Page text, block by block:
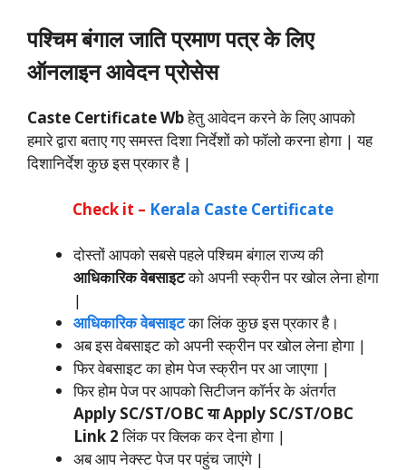
पश्चिम बंगाल जाति प्रमाण पत्रके लिए
ऑनलाइन आवेदन प्रोसेस
Caste Certificate Wbहेतु आवेदन करने के लिए आपको
हमारे द्वारा बताए गए समस्त दिशा निर्देशों को फॉलो करना होगा | यह
दिशानिर्देश कुछ इस प्रकार है |
Check it – Kerala Caste Certificate
दोस्तों आपको सबसे पहले पश्चिम बंगाल राज्य की
आधिकारिक वेबसाइटको अपनी स्क्रीन पर खोल लेना होगा
|
आधिकारिक वेबसाइटका लिंक कुछ इस प्रकार है।
अब इस वेबसाइट को अपनी स्क्रीन पर खोल लेना होगा |
फिर वेबसाइट का होम पेज स्क्रीन पर आ जाएगा |
फिर होम पेज पर आपको सिटीजन कॉर्नर के अंतर्गत
Apply SC/ST/OBC या Apply SC/ST/OBC
Link 2लिंक पर क्लिक कर देना होगा |
अब आप नेक्स्ट पेज पर पहुंच जाएंगे |